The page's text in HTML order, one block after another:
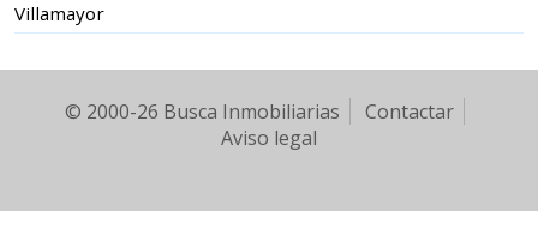
Villamayor
© 2000-26 Busca Inmobiliarias
Contactar
Aviso legal